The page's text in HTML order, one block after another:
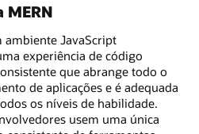
MERN
ambiente JavaScript
experiência de código
que abrange todo o
de aplicações e é adequada
os níveis de habilidade.
usem uma única